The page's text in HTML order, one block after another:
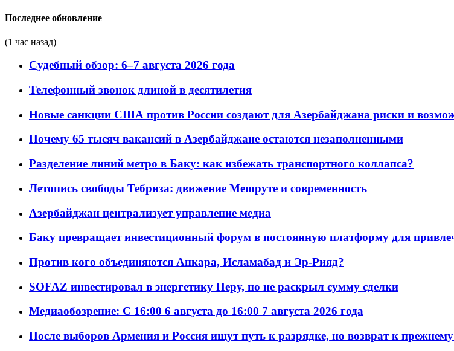
Последнее обновление
(1 час назад)
Судебный обзор: 6–7 августа 2026 года
Телефонный звонок длиной в десятилетия
Новые санкции США против России создают для Азербайджана риски и
Почему 65 тысяч вакансий в Азербайджане остаются незаполненными
Разделение линий метро в Баку: как избежать транспортного коллапса?
Летопись свободы Тебриза: движение Мешруте и современность
Азербайджан централизует управление медиа
Баку превращает инвестиционный форум в постоянную платформу для
Против кого объединяются Анкара, Исламабад и Эр-Рияд?
SOFAZ инвестировал в энергетику Перу, но не раскрыл сумму сделки
Медиаобозрение: С 16:00 6 августа до 16:00 7 августа 2026 года
После выборов Армения и Россия ищут путь к разрядке, но возврат к